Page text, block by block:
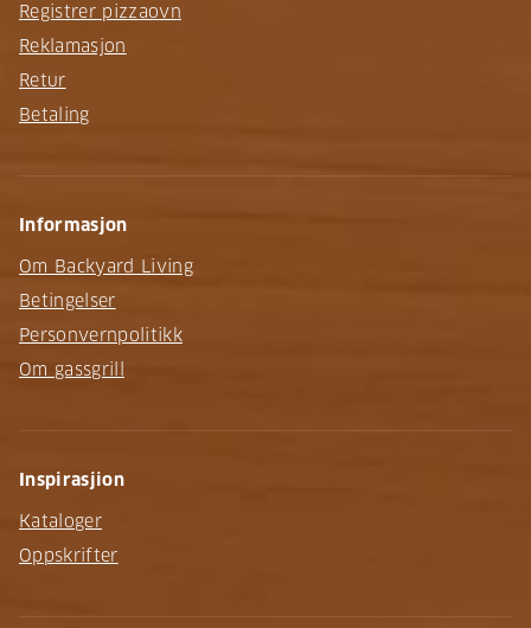
Registrer pizzaovn
Reklamasjon
Retur
Betaling
Informasjon
Om Backyard Living
Betingelser
Personvernpolitikk
Om gassgrill
Inspirasjion
Kataloger
Oppskrifter